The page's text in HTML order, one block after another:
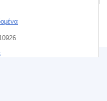
01aa75ed71a1 Ένωσης